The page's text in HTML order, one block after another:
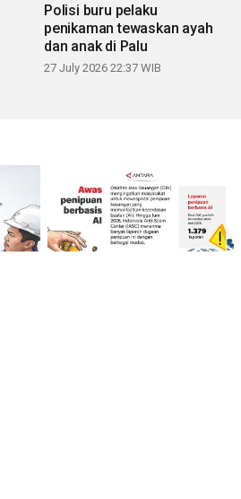
Polisi buru pelaku
penikaman tewaskan ayah
dan anak di Palu
27 July 2026 22:37 WIB